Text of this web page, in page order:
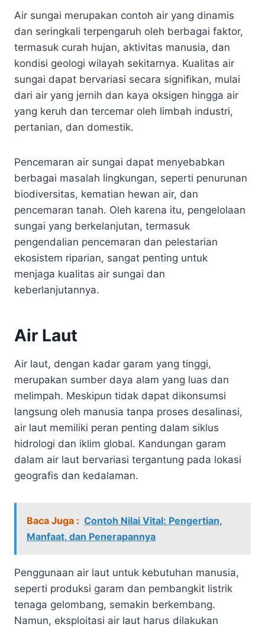
Air sungai merupakan contoh air yang dinamis
dan seringkali terpengaruh oleh berbagai faktor,
termasuk curah hujan, aktivitas manusia, dan
kondisi geologi wilayah sekitarnya. Kualitas air
sungai dapat bervariasi secara signifikan, mulai
dari air yang jernih dan kaya oksigen hingga air
yang keruh dan tercemar oleh limbah industri,
pertanian, dan domestik.
Pencemaran air sungai dapat menyebabkan
berbagai masalah lingkungan, seperti penurunan
biodiversitas, kematian hewan air, dan
pencemaran tanah. Oleh karena itu, pengelolaan
sungai yang berkelanjutan, termasuk
pengendalian pencemaran dan pelestarian
ekosistem riparian, sangat penting untuk
menjaga kualitas air sungai dan
keberlanjutannya.
Air Laut
Air laut, dengan kadar garam yang tinggi,
merupakan sumber daya alam yang luas dan
melimpah. Meskipun tidak dapat dikonsumsi
langsung oleh manusia tanpa proses desalinasi,
air laut memiliki peran penting dalam siklus
hidrologi dan iklim global. Kandungan garam
dalam air laut bervariasi tergantung pada lokasi
geografis dan kedalaman.
Baca Juga : Contoh Nilai Vital: Pengertian,
Manfaat, dan Penerapannya
Penggunaan air laut untuk kebutuhan manusia,
seperti produksi garam dan pembangkit listrik
tenaga gelombang, semakin berkembang.
Namun, eksploitasi air laut harus dilakukan